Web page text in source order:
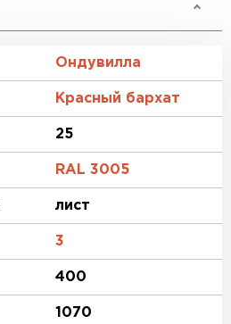
Ондувилла
Красный бархат
25
RAL 3005
лист
3
400
1070